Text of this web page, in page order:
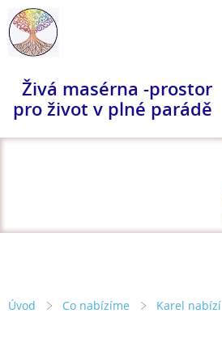
Živá masérna -prostor
pro život v plné parádě
Úvod Co nabízíme Karel nabízí